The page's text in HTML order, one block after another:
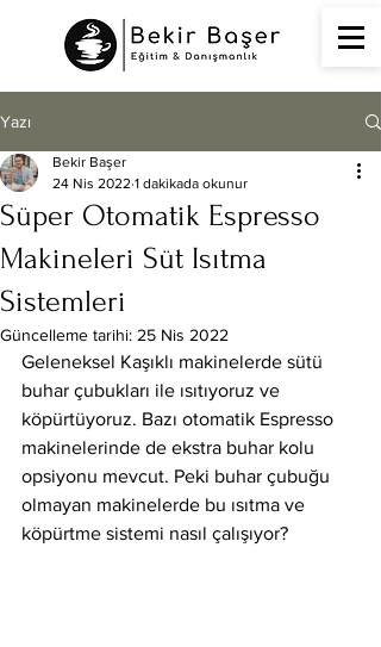
Yazı
Süper Otomatik Espresso
Makineleri Süt Isıtma
Sistemleri
Bekir Başer
24 Nis 2022 1 dakikada okunur
Güncelleme tarihi: 25 Nis 2022
Geleneksel Kaşıklı makinelerde sütü
buhar çubukları ile ısıtıyoruz ve
köpürtüyoruz. Bazı otomatik Espresso
makinelerinde de ekstra buhar kolu
opsiyonu mevcut. Peki buhar çubuğu
olmayan makinelerde bu ısıtma ve
köpürtme sistemi nasıl çalışıyor?